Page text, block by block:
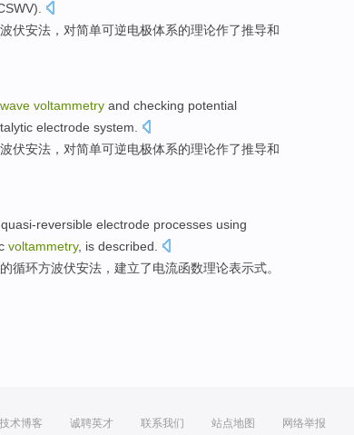
).
伏安法，对简单可逆电极体系的理论作了推导和
wave voltammetry and checking potential
electrode system
伏安法， 对简单可逆电极体系的理论作了推导和
quasi-reversible electrode processes using
voltammetry, is described.
循环方波伏安法，建立了电流函数理论表示式。
技术博客 诚聘英才 联系我们 站点地图 网络举报